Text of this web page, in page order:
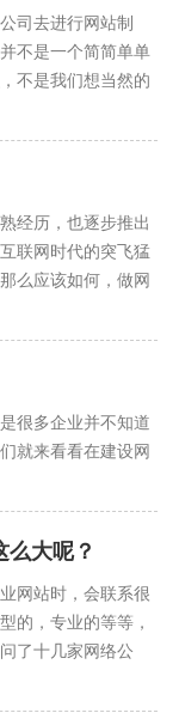
司去进行网站制
不是一个简简单单
不是我们想当然的
经历，也逐步推出
联网时代的突飞猛
么应该如何，做网
很多企业并不知道
就来看看在建设网
大呢？
网站时，会联系很
的，专业的等等，
了十几家网络公